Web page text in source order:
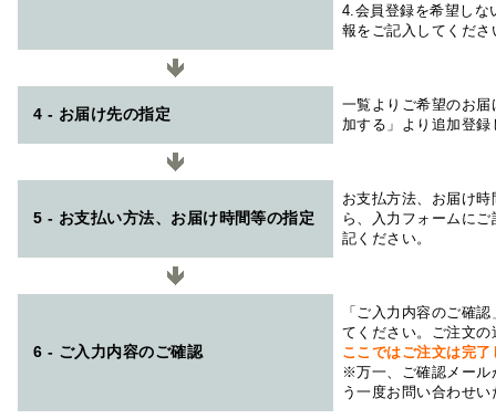
4.会員登録を希望しな
報をご記入してくださ
4 - お届け先の指定
一覧よりご希望のお
加する」より追加登
5 - お支払い方法、お届け時間等の指定
お支払方法、お届け
ら、入力フォームに
記ください。
6 - ご入力内容のご確認
「ご入力内容のご確
てください。ご注文
ここではご注文は完
※万一、ご確認メール
う一度お問い合わせ